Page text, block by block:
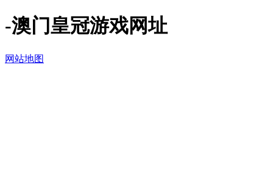
-澳门皇冠游戏网址
网站地图